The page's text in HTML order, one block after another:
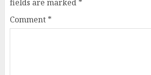
fields are marked *
Comment *